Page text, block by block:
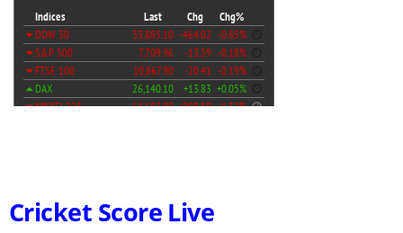
Cricket Score Live